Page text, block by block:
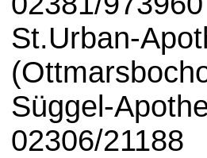
St.Urban-
Süggel-
02306/21188